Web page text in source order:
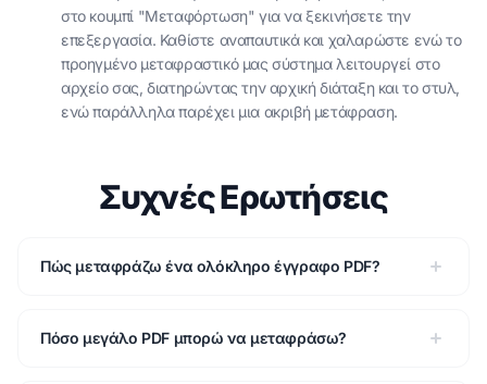
στο κουμπί "Μεταφόρτωση" για να ξεκινήσετε την
επεξεργασία. Καθίστε αναπαυτικά και χαλαρώστε ενώ το
προηγμένο μεταφραστικό μας σύστημα λειτουργεί στο
αρχείο σας, διατηρώντας την αρχική διάταξη και το στυλ,
ενώ παράλληλα παρέχει μια ακριβή μετάφραση.
Συχνές Ερωτήσεις
Πώς μεταφράζω ένα ολόκληρο έγγραφο PDF?
Πόσο μεγάλο PDF μπορώ να μεταφράσω?